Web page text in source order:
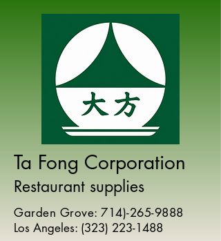
Ta Fong Corporation
Restaurant supplies
Garden Grove:714)-265-9888
Los Angeles: (323) 223-1488